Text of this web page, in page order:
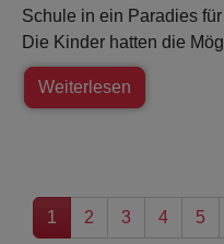
Schule in ein Paradies
Die Kinder hatten die
Weiterlesen
1 2 3 4 5